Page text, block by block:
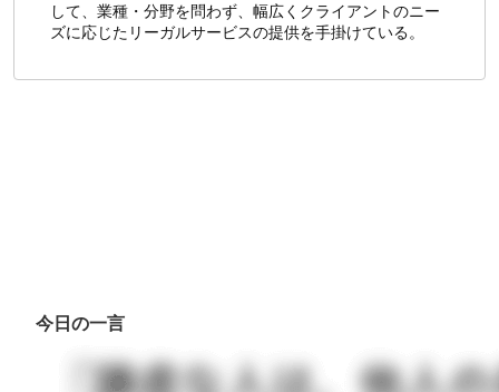
して、業種・分野を問わず、幅広くクライアントのニー
ズに応じたリーガルサービスの提供を手掛けている。
今日の一言